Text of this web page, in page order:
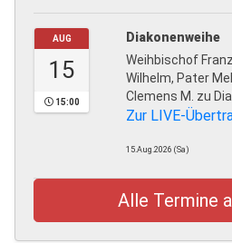
AUG
15
15:00
Diakonenweihe
Weihbischof
Wilhelm, Pater
Clemens M. zu
Zur LIVE-
15.Aug.2026 (Sa)
Alle Termine